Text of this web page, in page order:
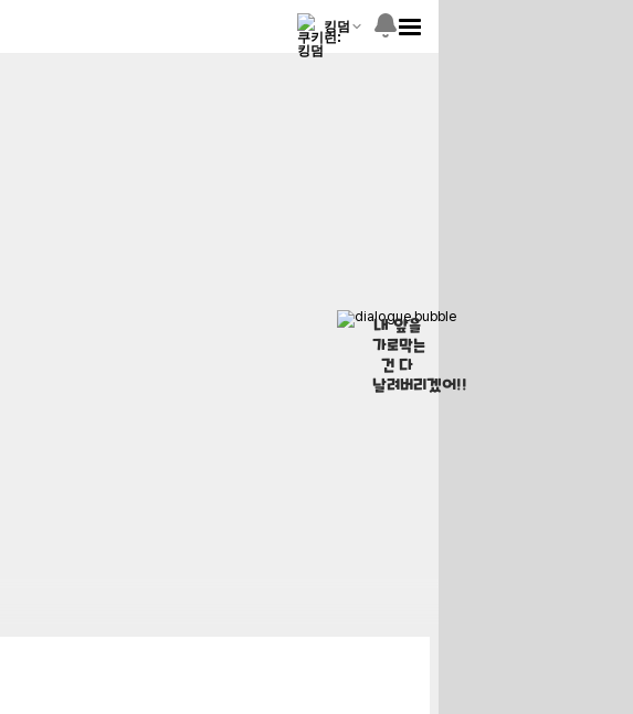
킹덤
내 앞을
가로막는
건 다
날려버리겠어!!